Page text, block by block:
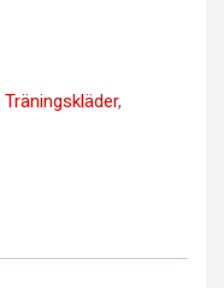
Träningskläder,